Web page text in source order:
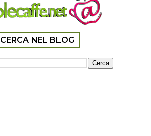
CERCA NEL BLOG